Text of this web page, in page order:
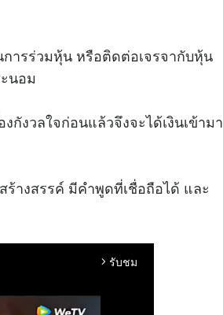
ารร่วมหุ้น หรือติดต่อเจรจากับหุ้น
นอม
งวลใจก่อนแล้วจึงจะได้เงินเข้ามา
างสรรค์ มีคำพูดที่เชื่อถือได้ และ
arrow_forward_ios รับชม